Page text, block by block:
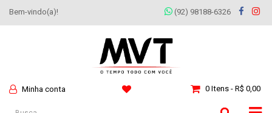
Bem-vindo(a)! (92) 98188-6326
Minha conta 0 Itens - R$ 0,00